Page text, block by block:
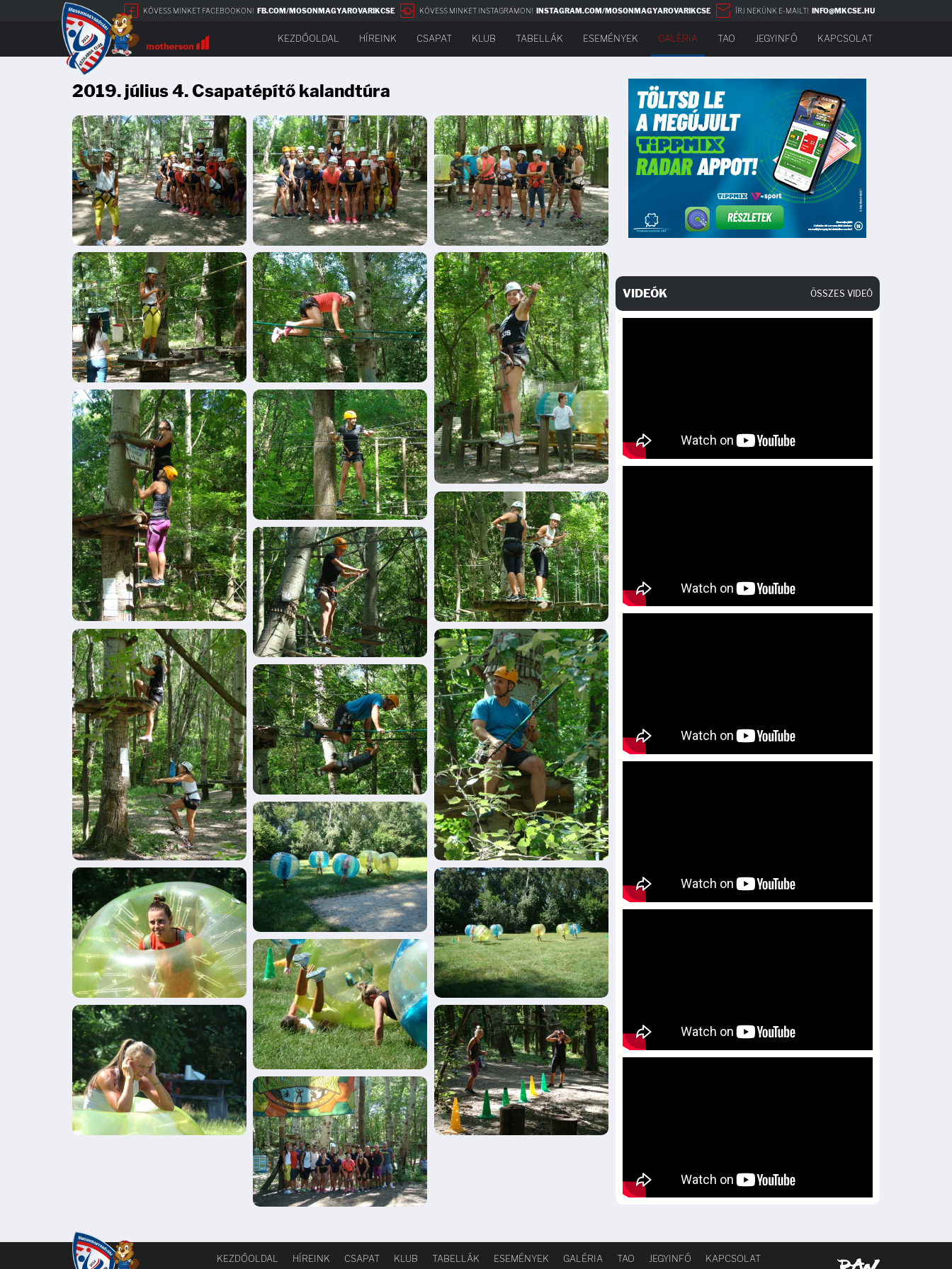
KÖVESS MINKET FACEBOOKON! FB.COM/MOSONMAGYAROVARIKCSE KÖVESS MINKET INSTAGRAMON! INSTAGRAM.COM/MOSONMAGYAROVARIKCSE ÍRJ NEKÜNK E-MAILT! INFO@MKCSE.HU
KEZDŐOLDAL HÍREINK CSAPAT KLUB TABELLÁK ESEMÉNYEK GALÉRIA TAO JEGYINFÓ KAPCSOLAT
2019. július 4. Csapatépítő kalandtúra
VIDEÓK ÖSSZES VIDEÓ
KEZDŐOLDAL HÍREINK CSAPAT KLUB TABELLÁK ESEMÉNYEK GALÉRIA TAO JEGYINFÓ KAPCSOLAT